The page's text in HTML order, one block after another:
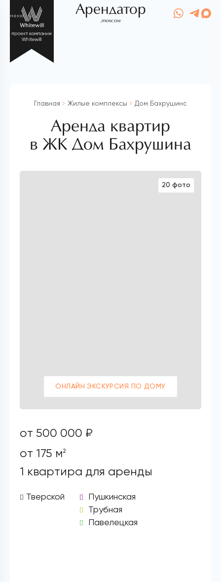
меню Арендатор
.moscow
Главная Жилые комплексы Дом Бахрушина
Аренда квартир
в ЖК Дом Бахрушина
20 фото
ОНЛАЙН ЭКСКУРСИЯ ПО ДОМУ
от 500 000 ₽
от 175 м2
1 квартира для аренды
Тверской
Пушкинская
Трубная
Павелецкая